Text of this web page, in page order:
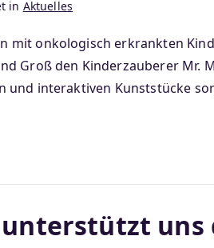
in Aktuelles
onkologisch erkrankten
Groß den Kinderzauberer Mr.
und interaktiven Kunststücke
uns